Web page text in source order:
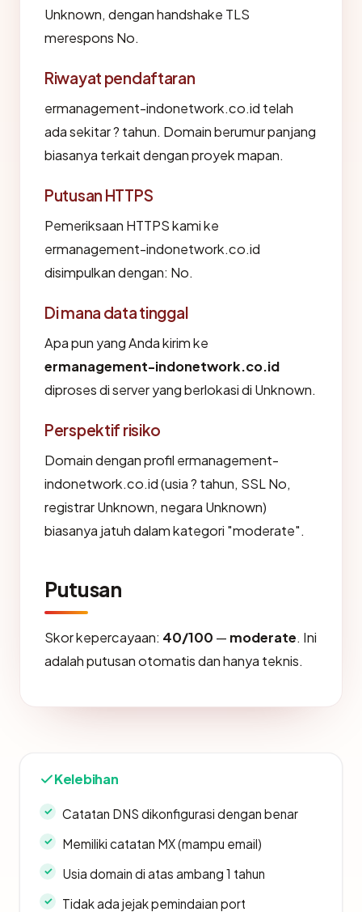
Unknown, dengan handshake TLS
merespons No.
Riwayat pendaftaran
ermanagement-indonetwork.co.id telah
ada sekitar ? tahun. Domain berumur panjang
biasanya terkait dengan proyek mapan.
Putusan HTTPS
Pemeriksaan HTTPS kami ke
ermanagement-indonetwork.co.id
disimpulkan dengan: No.
Di mana data tinggal
Apa pun yang Anda kirim ke
ermanagement-indonetwork.co.id
diproses di server yang berlokasi di Unknown.
Perspektif risiko
Domain dengan profil ermanagement-
indonetwork.co.id (usia ? tahun, SSL No,
registrar Unknown, negara Unknown)
biasanya jatuh dalam kategori "moderate".
Putusan
Skor kepercayaan: 40/100 — moderate. Ini
adalah putusan otomatis dan hanya teknis.
Kelebihan
Catatan DNS dikonfigurasi dengan benar
Memiliki catatan MX (mampu email)
Usia domain di atas ambang 1 tahun
Tidak ada jejak pemindaian port